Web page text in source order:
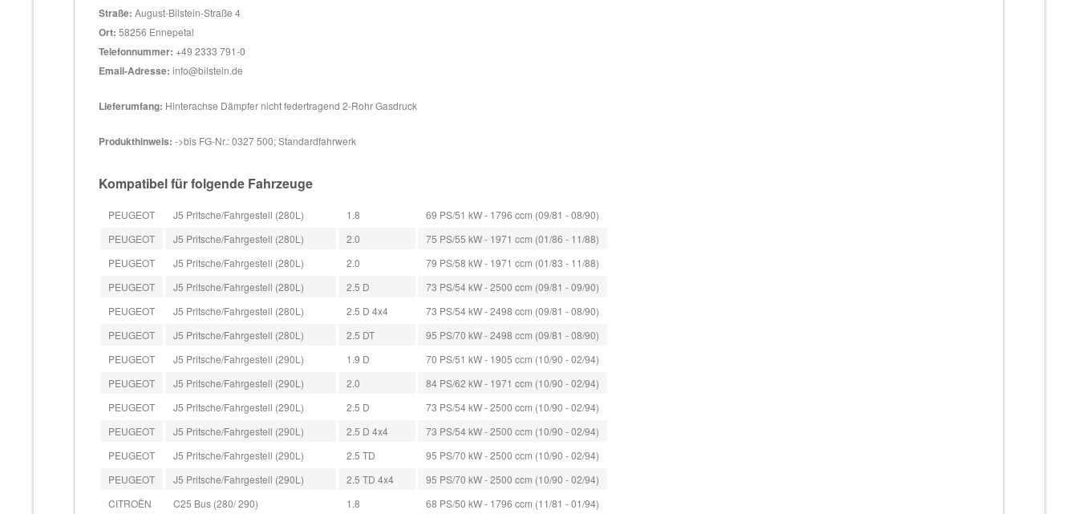
Straße: August-Bilstein-Straße 4
Ort: 58256 Ennepetal
Telefonnummer: +49 2333 791-0
Email-Adresse: info@bilstein.de
Lieferumfang: Hinterachse Dämpfer nicht federtragend 2-Rohr Gasdruck
Produkthinweis: ->bis FG-Nr.: 0327 500; Standardfahrwerk
Kompatibel für folgende Fahrzeuge
PEUGEOT J5 Pritsche/Fahrgestell (280L) 1.8
69 PS/51 kW - 1796 ccm (09/81 - 08/90)
PEUGEOT
J5 Pritsche/Fahrgestell (280L) 2.0
75 PS/55 kW - 1971 ccm (01/86 - 11/88)
PEUGEOT
J5 Pritsche/Fahrgestell (280L) 2.0
79 PS/58 kW - 1971 ccm (01/83 - 11/88)
PEUGEOT
J5 Pritsche/Fahrgestell (280L) 2.5 D
73 PS/54 kW - 2500 ccm (09/81 - 09/90)
PEUGEOT
J5 Pritsche/Fahrgestell (280L) 2.5 D 4x4
73 PS/54 kW - 2498 ccm (09/81 - 08/90)
PEUGEOT
J5 Pritsche/Fahrgestell (280L) 2.5 DT
95 PS/70 kW - 2498 ccm (09/81 - 08/90)
PEUGEOT
J5 Pritsche/Fahrgestell (290L) 1.9 D
70 PS/51 kW - 1905 ccm (10/90 - 02/94)
PEUGEOT
J5 Pritsche/Fahrgestell (290L) 2.0
84 PS/62 kW - 1971 ccm (10/90 - 02/94)
PEUGEOT
J5 Pritsche/Fahrgestell (290L) 2.5 D
73 PS/54 kW - 2500 ccm (10/90 - 02/94)
PEUGEOT
J5 Pritsche/Fahrgestell (290L) 2.5 D 4x4
73 PS/54 kW - 2500 ccm (10/90 - 02/94)
PEUGEOT
J5 Pritsche/Fahrgestell (290L) 2.5 TD
95 PS/70 kW - 2500 ccm (10/90 - 02/94)
PEUGEOT
J5 Pritsche/Fahrgestell (290L) 2.5 TD 4x4
95 PS/70 kW - 2500 ccm (10/90 - 02/94)
CITROËN
C25 Bus (280/ 290) 1.8
68 PS/50 kW - 1796 ccm (11/81 - 01/94)